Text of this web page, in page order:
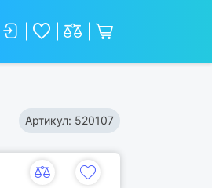
Артикул: 520107